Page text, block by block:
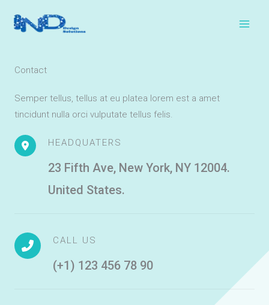
Contact
Semper tellus, tellus at eu platea lorem est a amet
tincidunt nulla orci vulputate tellus felis.
HEADQUATERS
23 Fifth Ave, New York, NY 12004.
United States.
CALL US
(+1) 123 456 78 90